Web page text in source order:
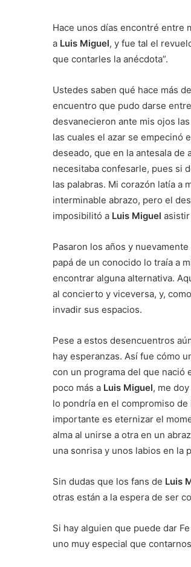
Hace unos días encontré entre
a Luis Miguel, y fue tal el
que contarles la anécdota”.
Ustedes saben qué hace más
encuentro que pudo darse entre
desvanecieron ante mis ojos
las cuales el azar se empecinó
deseado, que en la antesala
necesitaba confesarle, pues si
las palabras. Mi corazón latía a
interminable abrazo, pero el
imposibilitó a Luis Miguel
Pasaron los años y
papá de un conocido lo traía a
encontrar alguna alternativa.
al concierto y viceversa, y,
invadir sus espacios.
Pese a estos desencuentros
hay esperanzas. Así fue cómo
con un programa del que nació
poco más a Luis Miguel, me
lo pondría en el compromiso
importante es eternizar el
alma al unirse a otra en un
una sonrisa y unos labios en la
Sin dudas que los fans de Luis
otras están a la espera de ser
Si hay alguien que puede dar
uno muy especial que